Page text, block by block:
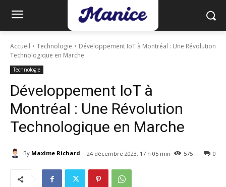
Accueil Technologie
Développement IoT à Montréal : Une Révolution
Technologique en Marche
Technologie
Développement IoT à
Montréal : Une Révolution
Technologique en Marche
By Maxime Richard 24 décembre 2023, 17 h 05 min 0
575